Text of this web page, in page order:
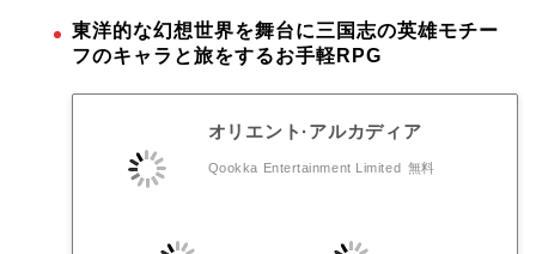
東洋的な幻想世界を舞台に三国志の英雄モチー
フのキャラと旅をするお手軽RPG
オリエント·アルカディア
Qookka Entertainment Limited 無料